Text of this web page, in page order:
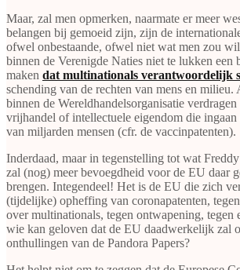
Maar, zal men opmerken, naarmate er meer
belangen bij gemoeid zijn, zijn de
ofwel onbestaande, ofwel niet wat men zou
binnen de Verenigde Naties niet te lukken een
maken dat multinationals verantwoordelijk
schending van de rechten van mens en
binnen de Wereldhandelsorganisatie
vrijhandel of intellectuele eigendom die ingaan
van miljarden mensen (cfr. de vaccinpatenten).
Inderdaad, maar in tegenstelling tot wat
zal (nog) meer bevoegdheid voor de EU daar
brengen. Integendeel! Het is de EU die zich
(tijdelijke) opheffing van coronapatenten,
over multinationals, tegen ontwapening, tegen
wie kan geloven dat de EU daadwerkelijk zal
onthullingen van de Pandora Papers?